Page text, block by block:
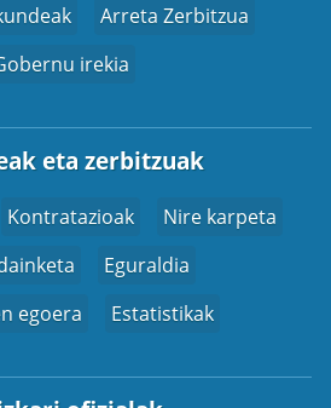
Arreta Zerbitzua
irekia
eta zerbitzuak
Kontratazioak
Nire karpeta
Eguraldia
egoera
Estatistikak